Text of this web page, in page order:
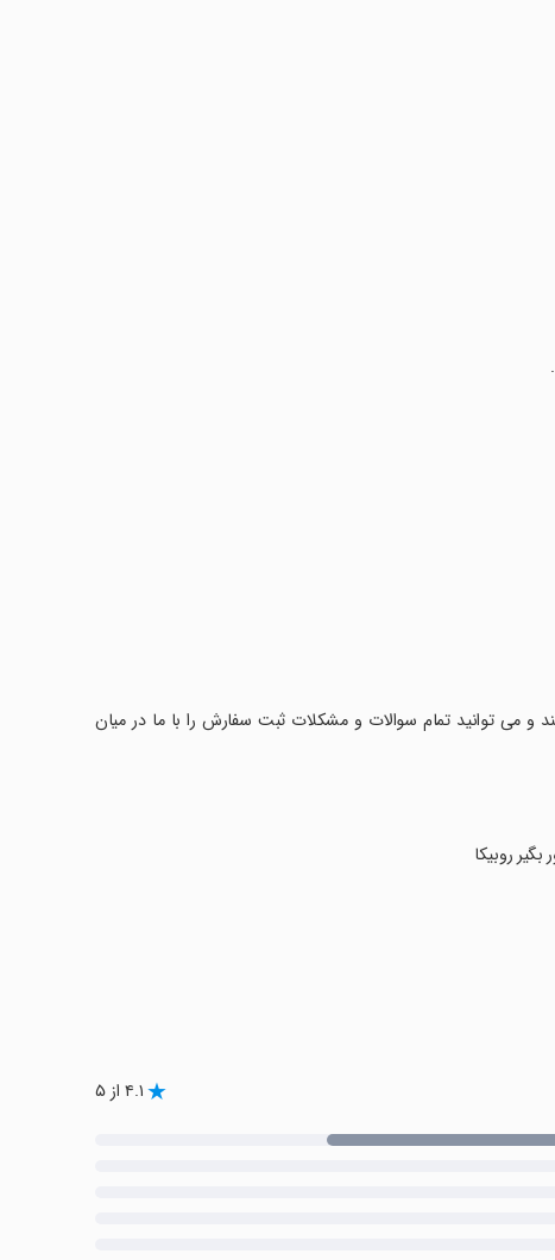
خدمت شما عزیزان هستند و می توانید تمام سوالات و مشکلات ثبت سفارش را با ما در میان
بگیر روبیکا
۴.۱ از ۵